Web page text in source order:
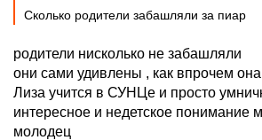
Сколько родители забашляли за пиар
родители нисколько не забашляли
они сами удивлены , как впрочем
Лиза учится в СУНЦе и просто
интересное и недетское понимание
молодец